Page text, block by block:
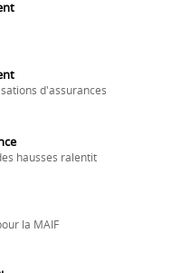
d'assurances
hausses ralentit
la MAIF